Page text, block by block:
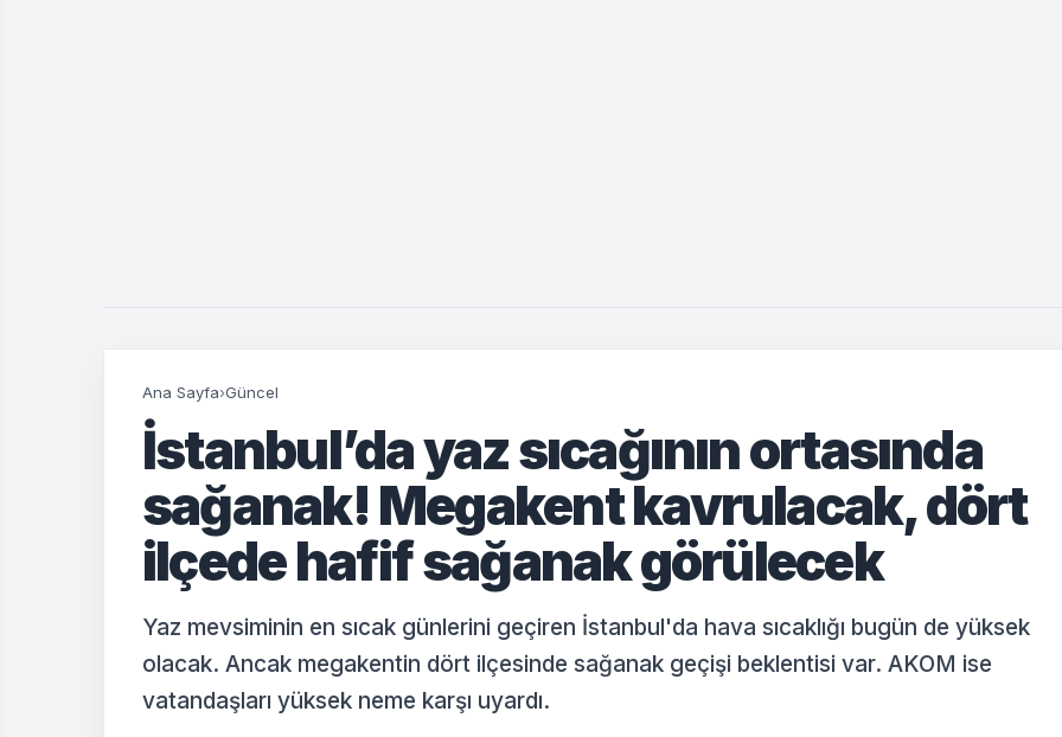
Ana Sayfa›Güncel
İstanbul’da yaz sıcağının ortasında
sağanak! Megakent kavrulacak, dört
ilçede hafif sağanak görülecek
Yaz mevsiminin en sıcak günlerini geçiren İstanbul'da hava sıcaklığı bugün de yüksek
olacak. Ancak megakentin dört ilçesinde sağanak geçişi beklentisi var. AKOM ise
vatandaşları yüksek neme karşı uyardı.